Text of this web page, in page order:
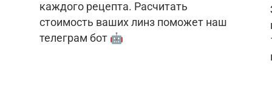
каждого рецепта. Расчитать
стоимость ваших линз поможет наш
телеграм бот 🤖